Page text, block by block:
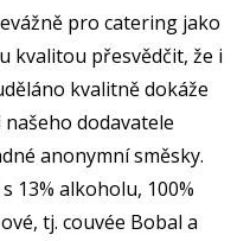
pro catering jako
kvalitou přesvědčit, že i
kvalitně dokáže
dodavatele
anonymní směsky.
13% alkoholu, 100%
tj. couvée Bobal a